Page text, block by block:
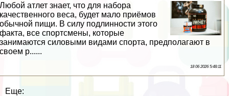
Любой атлет знает, что для набора
качественного веса, будет мало приёмов
обычной пищи. В силу подлинности этого
факта, все спортсмены, которые
занимаются силовыми видами спорта, предполагают в
своем р......
18 06 2026 5:48:11
Еще: